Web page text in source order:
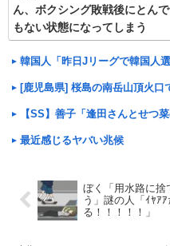
ん、ボクシング敗戦後にとんで
もない状態になってしまう
韓国人「昨日Jリーグで韓国人選手
[鹿児島県] 桜島の南岳山頂火口で爆発 噴煙
【SS】善子「逢田さんとせつ
最近感じるヤバい兆候
ぼく「用水路に
う」謎の人「ｲﾔｱ
る！！！！！」